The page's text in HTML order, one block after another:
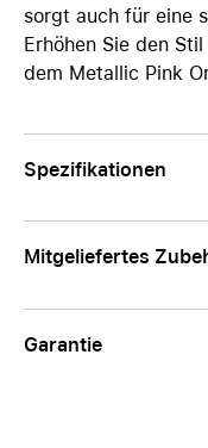
sorgt auch für eine
Erhöhen Sie den
dem Metallic Pink
Spezifikationen
Mitgeliefertes
Garantie